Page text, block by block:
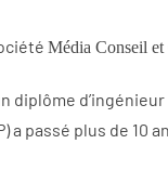
Média Conseil et
diplôme
a passé plus de 10